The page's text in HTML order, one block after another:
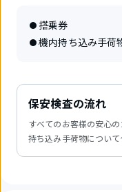
搭乗券
機内持ち込み手荷
保安検査の流れ
すべてのお客様の安心
持ち込み手荷物につい